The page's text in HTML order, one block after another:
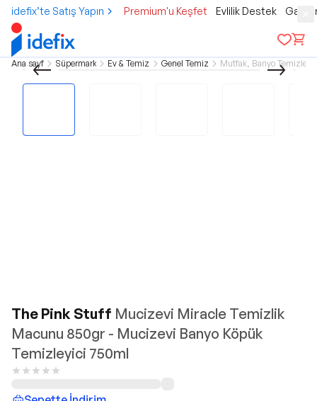
idefix’te Satış Yapın Premium'u Keşfet Evlilik Destek
Ana sayfa Süpermarket Ev & Temizlik Genel Temizlik Mutfak, Banyo
The Pink Stuff Mucizevi Miracle Temizlik
Macunu 850gr - Mucizevi Banyo Köpük
Temizleyici 750ml